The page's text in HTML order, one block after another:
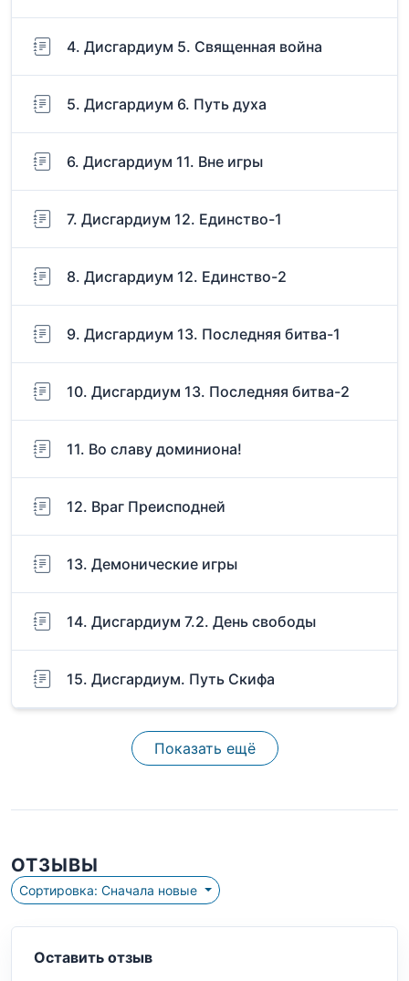
4. Дисгардиум 5. Священная война
5. Дисгардиум 6. Путь духа
6. Дисгардиум 11. Вне игры
7. Дисгардиум 12. Единство-1
8. Дисгардиум 12. Единство-2
9. Дисгардиум 13. Последняя битва-1
10. Дисгардиум 13. Последняя битва-2
11. Во славу доминиона!
12. Враг Преисподней
13. Демонические игры
14. Дисгардиум 7.2. День свободы
15. Дисгардиум. Путь Скифа
Показать ещё
ОТЗЫВЫ
Сортировка: Сначала новые
Оставить отзыв